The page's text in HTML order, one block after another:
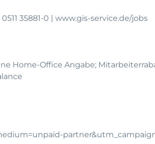
0511 35881-0 | www.gis-service.de/jobs
Home-Office Angabe;